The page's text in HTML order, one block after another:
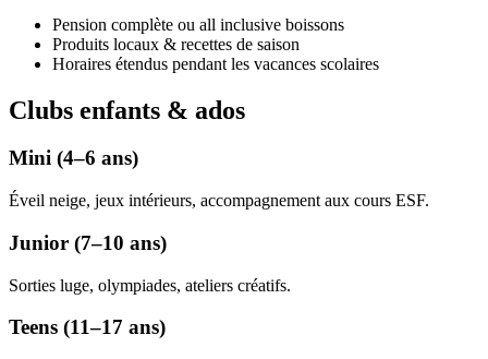
Pension complète ou all inclusive boissons
Produits locaux & recettes de saison
Horaires étendus pendant les vacances scolaires
Clubs enfants & ados
Mini (4–6 ans)
Éveil neige, jeux intérieurs, accompagnement aux cours ESF.
Junior (7–10 ans)
Sorties luge, olympiades, ateliers créatifs.
Teens (11–17 ans)